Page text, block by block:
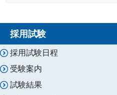
採用試験
採用試験日程
受験案内
試験結果